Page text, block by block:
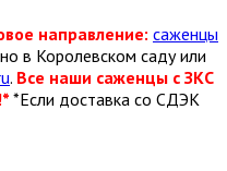
направление: саженцы
в Королевском саду или
. Все наши саженцы с ЗКС
*Если доставка со СДЭК